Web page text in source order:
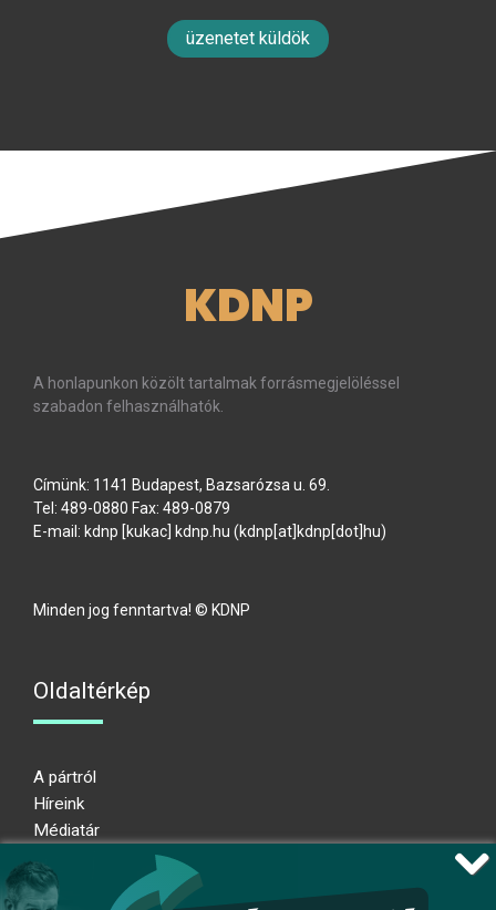
üzenetet küldök
KDNP
A honlapunkon közölt tartalmak forrásmegjelöléssel
szabadon felhasználhatók.
Címünk: 1141 Budapest, Bazsarózsa u. 69.
Tel: 489-0880 Fax: 489-0879
E-mail: kdnp [kukac] kdnp.hu (kdnp[at]kdnp[dot]hu)
Minden jog fenntartva! © KDNP
Oldaltérkép
A pártról
Híreink
Médiatár
Adatkezelési nyilatkozat